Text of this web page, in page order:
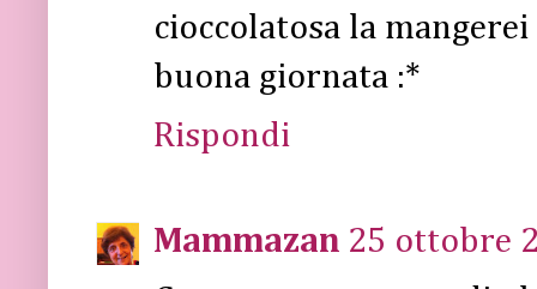
cioccolatosa la
buona giornata :*
Rispondi
Mammazan 25 ottobre